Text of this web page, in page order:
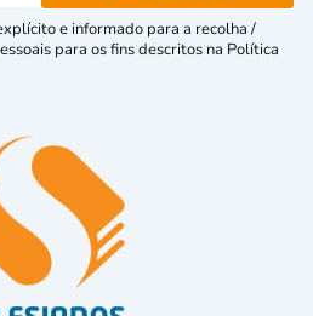
e informado para a recolha /
para os fins descritos na Política